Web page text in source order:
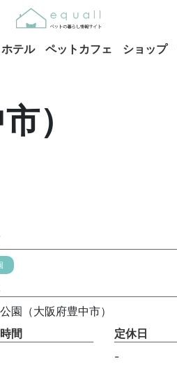
テル ペットカフェ ショップ
）
園（大阪府豊中市）
間
定休日
-